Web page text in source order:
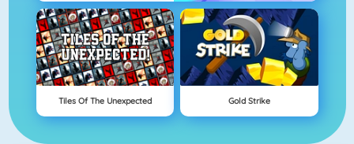
Tiles Of The Unexpected Gold Strike